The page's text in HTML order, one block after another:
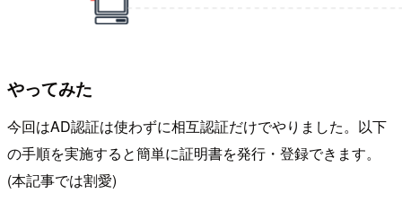
やってみた
今回はAD認証は使わずに相互認証だけでやりました。以下
の手順を実施すると簡単に証明書を発行・登録できます。
(本記事では割愛)